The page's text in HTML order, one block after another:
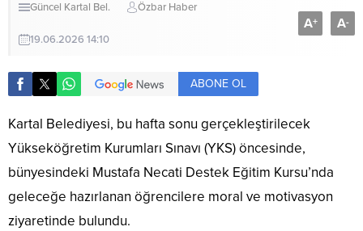
Güncel Kartal Bel. Özbar Haber
19.06.2026 14:10
A+ A-
ABONE OL
Kartal Belediyesi, bu hafta sonu gerçekleştirilecek
Yükseköğretim Kurumları Sınavı (YKS) öncesinde,
bünyesindeki Mustafa Necati Destek Eğitim Kursu’nda
geleceğe hazırlanan öğrencilere moral ve motivasyon
ziyaretinde bulundu.